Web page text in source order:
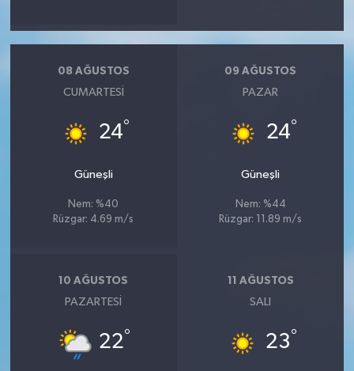
08 AĞUSTOS
CUMARTESI
24°
Güneşli
Nem: %40
Rüzgar: 4.69 m/s
09 AĞUSTOS
PAZAR
24°
Güneşli
Nem: %44
Rüzgar: 11.89 m/s
10 AĞUSTOS
PAZARTESI
22°
11 AĞUSTOS
SALI
23°